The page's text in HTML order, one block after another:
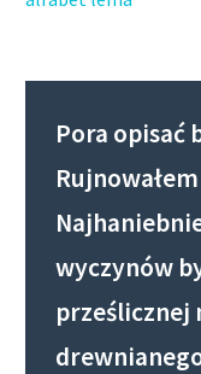
Pora opisać
wyczynów
prześlicznej